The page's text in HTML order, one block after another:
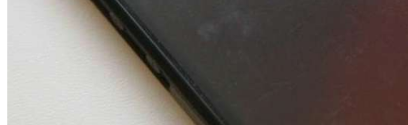
Волгоградские компании нарастили экспорт:
заключены контракты на 3,6 млн долларов